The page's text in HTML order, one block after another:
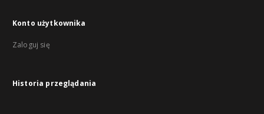
Konto użytkownika
Zaloguj się
Historia przeglądania